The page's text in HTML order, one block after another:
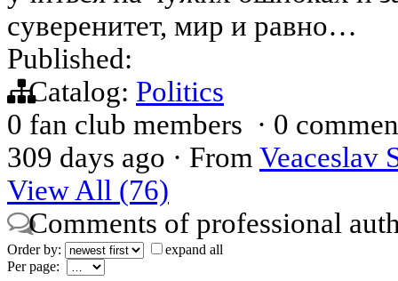
суверенитет, мир и равно…
Published:
Catalog: Politics
0 fan club members · 0
309 days ago · From Veaceslav
View All (76)
Comments of professional
Order by:
expand all
Per page: